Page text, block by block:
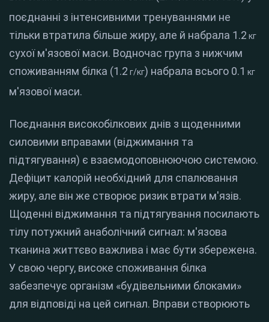
поєднанні з інтенсивними тренуваннями не
тільки втратила більше жиру, але й набрала 1.2 кг
сухої м'язової маси. Водночас група з нижчим
споживанням білка (1.2 г/кг) набрала всього 0.1 кг
м'язової маси.
Поєднання високобілкових днів з щоденними
силовими вправами (віджимання та
підтягування) є взаємодоповнюючою системою.
Дефіцит калорій необхідний для спалювання
жиру, але він же створює ризик втрати м'язів.
Щоденні віджимання та підтягування посилають
тілу потужний анаболічний сигнал: м'язова
тканина життєво важлива і має бути збережена.
У свою чергу, високе споживання білка
забезпечує організм «будівельними блоками»
для відповіді на цей сигнал. Вправи створюють